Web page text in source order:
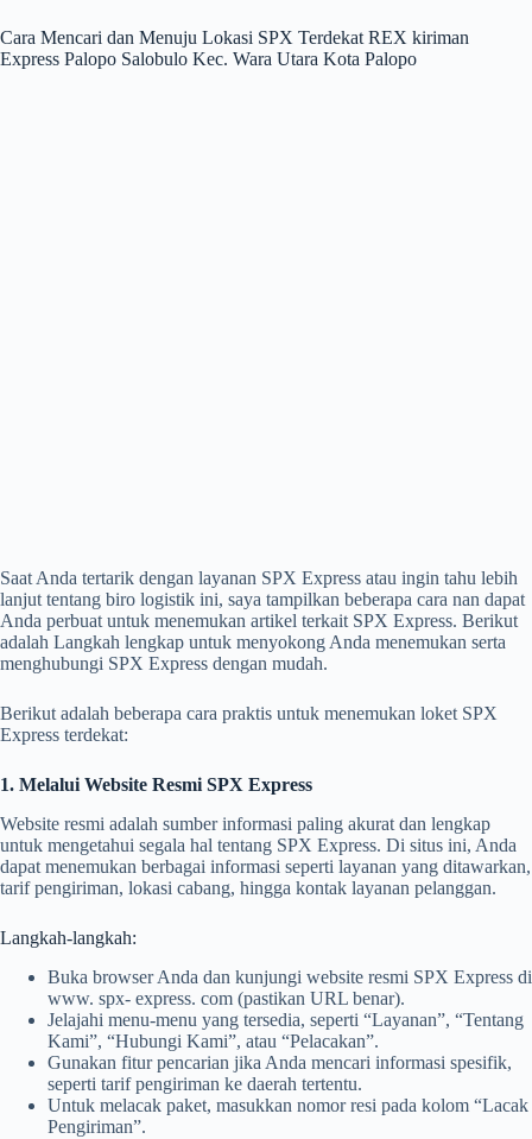
Cara Mencari dan Menuju Lokasi SPX Terdekat REX kiriman
Express Palopo Salobulo Kec. Wara Utara Kota Palopo
Saat Anda tertarik dengan layanan SPX Express atau ingin tahu lebih
lanjut tentang biro logistik ini, saya tampilkan beberapa cara nan dapat
Anda perbuat untuk menemukan artikel terkait SPX Express. Berikut
adalah Langkah lengkap untuk menyokong Anda menemukan serta
menghubungi SPX Express dengan mudah.
Berikut adalah beberapa cara praktis untuk menemukan loket SPX
Express terdekat:
1. Melalui Website Resmi SPX Express
Website resmi adalah sumber informasi paling akurat dan lengkap
untuk mengetahui segala hal tentang SPX Express. Di situs ini, Anda
dapat menemukan berbagai informasi seperti layanan yang ditawarkan,
tarif pengiriman, lokasi cabang, hingga kontak layanan pelanggan.
Langkah-langkah:
Buka browser Anda dan kunjungi website resmi SPX Express di
www. spx- express. com (pastikan URL benar).
Jelajahi menu-menu yang tersedia, seperti “Layanan”, “Tentang
Kami”, “Hubungi Kami”, atau “Pelacakan”.
Gunakan fitur pencarian jika Anda mencari informasi spesifik,
seperti tarif pengiriman ke daerah tertentu.
Untuk melacak paket, masukkan nomor resi pada kolom “Lacak
Pengiriman”.